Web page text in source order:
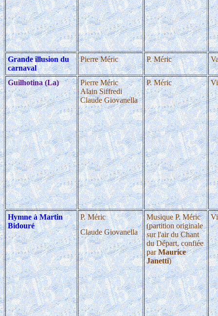
Grande illusion du
carnaval
Pierre Méric P. Méric
Guilhotina (La)
Pierre Méric
Alain Siffredi
Claude Giovanella
P. Méric
Hymne à Martin
Bidouré
P. Méric
Claude Giovanella
Musique P. Méric
(partition originale
sur l'air du Chant
du Départ, confiée
parMaurice
Janetti)